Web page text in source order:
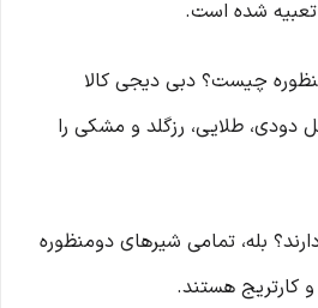
شده است.
چیست؟ دبی دیجی کالا
طلایی، رزگلد و مشکی را
دارند؟ بله، تمامی شیرهای دومنظوره
کارتریج هستند.